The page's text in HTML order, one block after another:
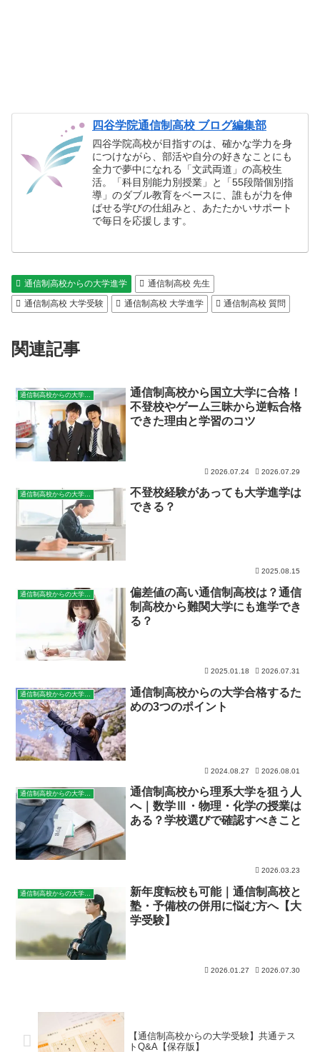
四谷学院通信制高校 ブログ編集部
四谷学院高校が目指すのは、確かな学力を身
につけながら、部活や自分の好きなことにも
全力で夢中になれる「文武両道」の高校生
活。「科目別能力別授業」と「55段階個別指
導」のダブル教育をベースに、誰もが力を伸
ばせる学びの仕組みと、あたたかいサポート
で毎日を応援します。
通信制高校からの大学進学
通信制高校 先生
通信制高校 大学受験
通信制高校 大学進学 通信制高校 質問
関連記事
通信制高校から国立大学に合格！
不登校やゲーム三昧から逆転合格
できた理由と学習のコツ
2026.07.24 2026.07.29
通信制高校からの大学進学
不登校経験があっても大学進学は
できる？
2025.08.15
偏差値の高い通信制高校は？通信
制高校から難関大学にも進学でき
る？
2025.01.18 2026.07.31
通信制高校からの大学合格するた
めの3つのポイント
2024.08.27 2026.08.01
通信制高校からの大学進学
通信制高校から理系大学を狙う人
へ｜数学Ⅲ・物理・化学の授業は
ある？学校選びで確認すべきこと
2026.03.23
通信制高校からの大学進学
新年度転校も可能｜通信制高校と
塾・予備校の併用に悩む方へ【大
学受験】
2026.01.27 2026.07.30
【通信制高校からの大学受験】共通テス
トQ&A【保存版】